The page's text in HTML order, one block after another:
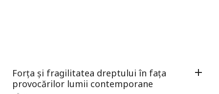
Forța și fragilitatea dreptului în fața
provocărilor lumii contemporane